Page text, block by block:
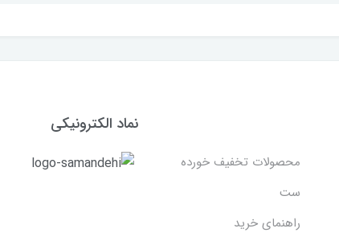
محصولات تخفیف خورده
ست
راهنمای خرید
نماد الکترونیکی